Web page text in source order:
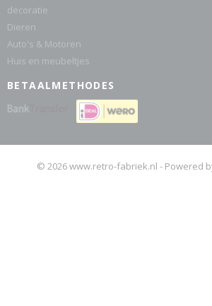
decoratie
Dieren
Auto's & Motoren
Huis en meubeltjes
BETAALMETHODES
© 2026 www.retro-fabriek.nl - Powered